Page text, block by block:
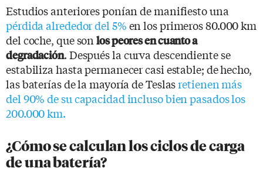
Estudios anteriores ponían de manifiesto una
pérdida alrededor del 5%en los primeros 80.000 km
del coche, que sonlos peores en cuanto a
degradación. Después la curva descendiente se
estabiliza hasta permanecer casi estable; de hecho,
las baterías de la mayoría de Teslasretienen más
del 90% de su capacidad incluso bien pasados los
200.000 km.
¿Cómo se calculan los ciclos de carga
de una batería?